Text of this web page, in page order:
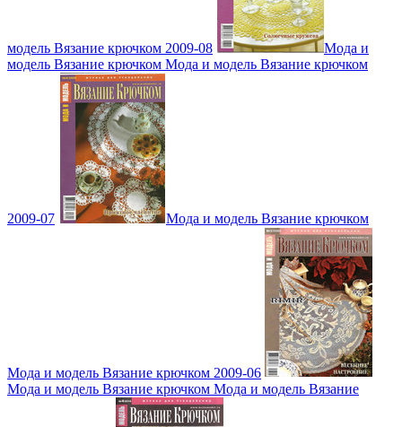
модель Вязание крючком 2009-08
Мода и
модель Вязание крючком Мода и модель Вязание крючком
2009-07 Мода и модель Вязание крючком
Мода и модель Вязание крючком 2009-06
Мода и модель Вязание крючком Мода и модель Вязание